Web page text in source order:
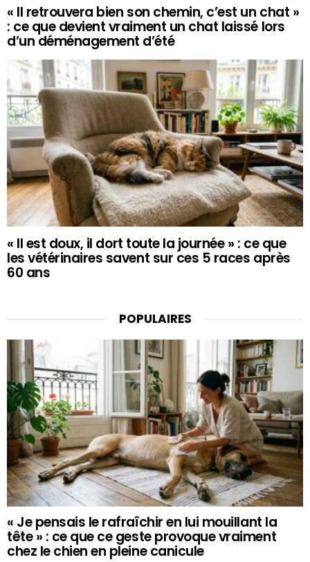
« Il retrouvera bien son chemin, c’est un chat »
: ce que devient vraiment un chat laissé lors
d’un déménagement d’été
« Il est doux, il dort toute la journée » : ce que
les vétérinaires savent sur ces 5 races après
60 ans
POPULAIRES
« Je pensais le rafraîchir en lui mouillant la
tête » : ce que ce geste provoque vraiment
chez le chien en pleine canicule